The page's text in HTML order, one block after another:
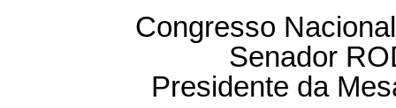
Congresso
Senador
Presidente da